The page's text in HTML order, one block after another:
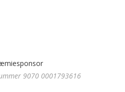
9070 0001793616